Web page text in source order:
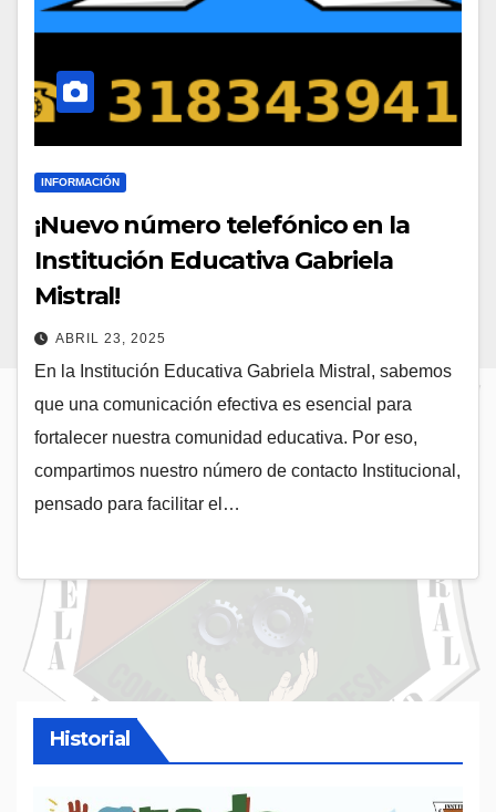
INFORMACIÓN
¡Nuevo número telefónico en la
Institución Educativa Gabriela
Mistral!
ABRIL 23, 2025
En la Institución Educativa Gabriela Mistral, sabemos
que una comunicación efectiva es esencial para
fortalecer nuestra comunidad educativa. Por eso,
compartimos nuestro número de contacto Institucional,
pensado para facilitar el…
Historial